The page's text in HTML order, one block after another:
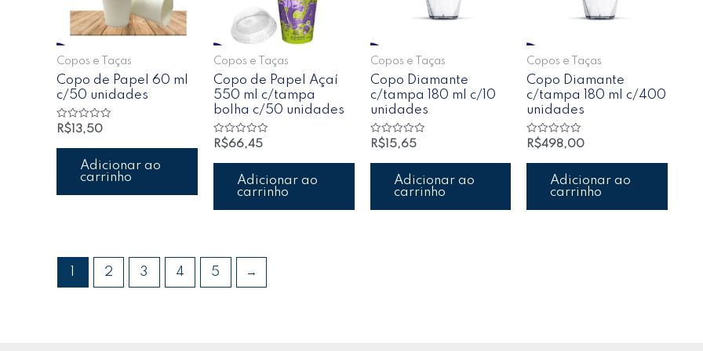
Copos e Taças
Copo de Papel 60 ml
c/50 unidades
Avaliação
de
R$13,50
Adicionar ao
carrinho
Copos e Taças
Copo de Papel Açaí
550 ml c/tampa
bolha c/50 unidades
Avaliação
de
R$66,45
Adicionar ao
carrinho
Copos e Taças
Copo Diamante
c/tampa 180 ml c/10
unidades
Avaliação
de
R$15,65
Adicionar ao
carrinho
Copos e Taças
Copo Diamante
c/tampa 180 ml c/400
unidades
Avaliação
de
R$498,00
Adicionar ao
carrinho
2 3 4 5 →